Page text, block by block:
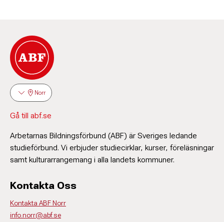
Norr
Gå till abf.se
Arbetarnas Bildningsförbund (ABF) är Sveriges ledande
studieförbund. Vi erbjuder studiecirklar, kurser, föreläsningar
samt kulturarrangemang i alla landets kommuner.
Kontakta Oss
Kontakta ABF Norr
info.norr@abf.se